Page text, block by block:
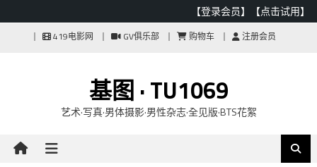
【登录会员】 【点击试用】
419电影网 GV俱乐部 购物车 注册会员
基图 · TU1069
艺术·写真·男体摄影·男性杂志·全见版·BTS花絮